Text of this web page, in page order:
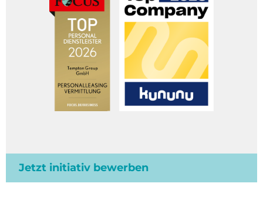
Jetzt initiativ bewerben